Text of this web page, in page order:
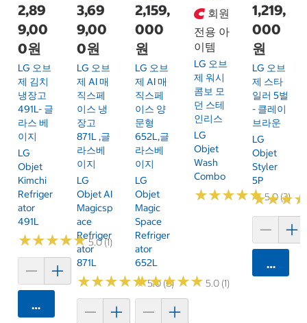
2,89
9,00
0원
LG 오브
제 김치
냉장고
491L- 글
라스 베
이지
LG
Objet
Kimchi
Refriger
Ator
491L
★★★★★
★★★★★5.0 (1)
카트에 담기
3,69
9,00
0원
LG 오브
제 AI 매
직스페
이스 냉
장고
871L ,글
라스베
이지
LG
Objet AI
Magicsp
Ace
Refriger
Ator
871L
★★★★★
★★★★★5.0 (6)
2,159,
000
원
LG 오브
제 AI 매
직스페
이스 양
문형
652L,글
라스베
이지
LG
Objet
Magic
Space
Refriger
Ator
652L
★★★★★
★★★★★ 5.0 (1)
회원
전용 아
이템
LG 오브
제 워시
콤보 모
던 스테
인리스
LG
Objet
Wash
Combo
★★★★★
★★★★★5.0 (3)
1,219,
000
원
LG 오브
제 스타
일러 5벌
- 클레이
브라운
LG
Objet
Styler
5P
★★★
★★★
카트에